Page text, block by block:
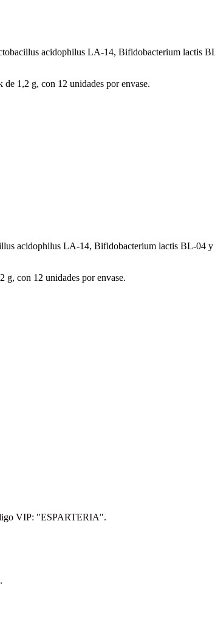
acidophilus LA-14, Bifidobacterium lactis
1,2 g, con 12 unidades por envase.
acidophilus LA-14, Bifidobacterium lactis BL-04
g, con 12 unidades por envase.
VIP: "ESPARTERIA".